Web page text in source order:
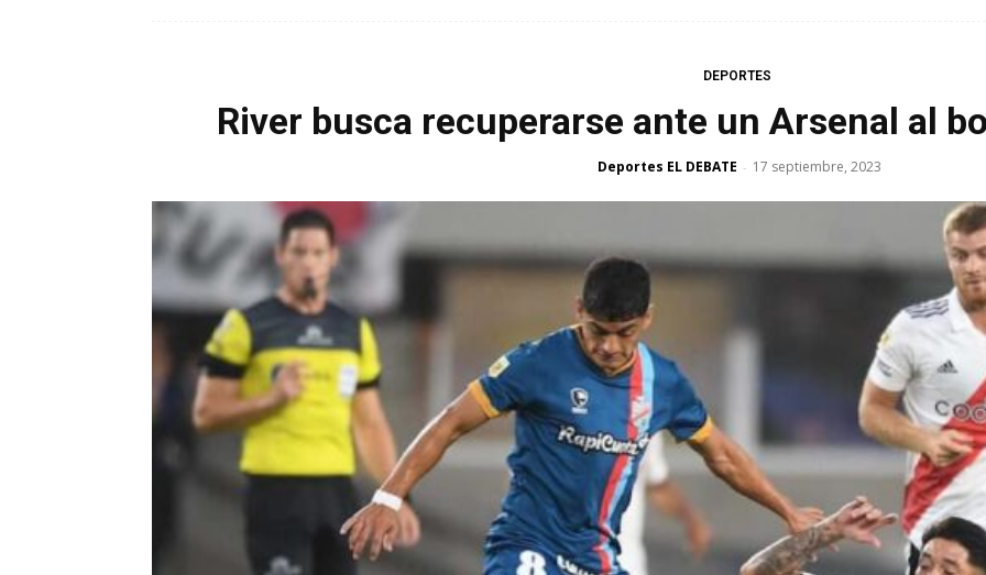
DEPORTES
River busca recuperarse ante un Arsenal al
Deportes EL DEBATE - 17 septiembre, 2023